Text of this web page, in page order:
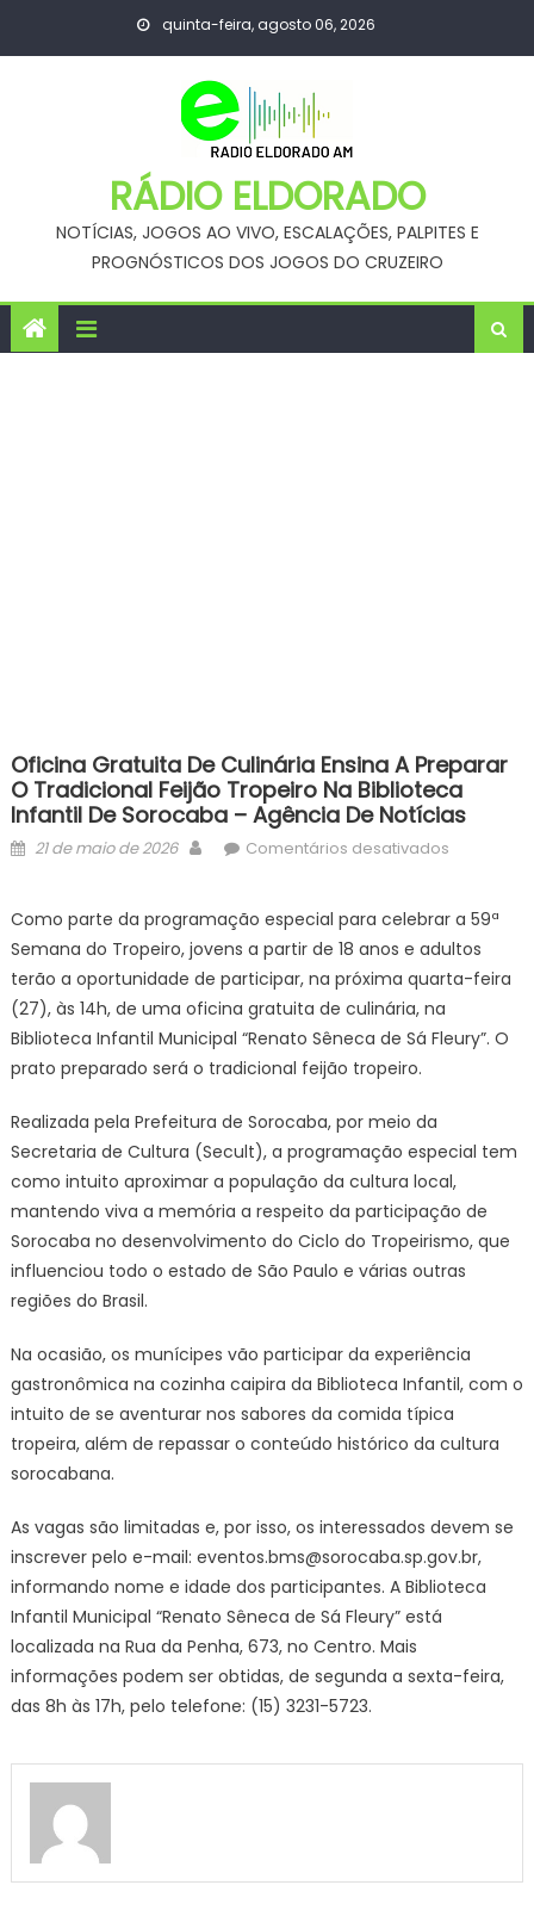
quinta-feira, agosto 06, 2026
RÁDIO ELDORADO
NOTÍCIAS, JOGOS AO VIVO, ESCALAÇÕES, PALPITES E
PROGNÓSTICOS DOS JOGOS DO CRUZEIRO
Oficina Gratuita De Culinária Ensina A Preparar
O Tradicional Feijão Tropeiro Na Biblioteca
Infantil De Sorocaba – Agência De Notícias
Posted
21 de maio de 2026 AuthorComentários desativadosem
de
culinária
ensina
preparar
tropeiro
na
Biblioteca
Sorocaba
de
Notícias
Como parte da programação especial para celebrar a 59ª
Semana do Tropeiro, jovens a partir de 18 anos e adultos
terão a oportunidade de participar, na próxima quarta-feira
(27), às 14h, de uma oficina gratuita de culinária, na
Biblioteca Infantil Municipal “Renato Sêneca de Sá Fleury”. O
prato preparado será o tradicional feijão tropeiro.
Realizada pela Prefeitura de Sorocaba, por meio da
Secretaria de Cultura (Secult), a programação especial tem
como intuito aproximar a população da cultura local,
mantendo viva a memória a respeito da participação de
Sorocaba no desenvolvimento do Ciclo do Tropeirismo, que
influenciou todo o estado de São Paulo e várias outras
regiões do Brasil.
Na ocasião, os munícipes vão participar da experiência
gastronômica na cozinha caipira da Biblioteca Infantil, com o
intuito de se aventurar nos sabores da comida típica
tropeira, além de repassar o conteúdo histórico da cultura
sorocabana.
As vagas são limitadas e, por isso, os interessados devem se
inscrever pelo e-mail: eventos.bms@sorocaba.sp.gov.br,
informando nome e idade dos participantes. A Biblioteca
Infantil Municipal “Renato Sêneca de Sá Fleury” está
localizada na Rua da Penha, 673, no Centro. Mais
informações podem ser obtidas, de segunda a sexta-feira,
das 8h às 17h, pelo telefone: (15) 3231-5723.